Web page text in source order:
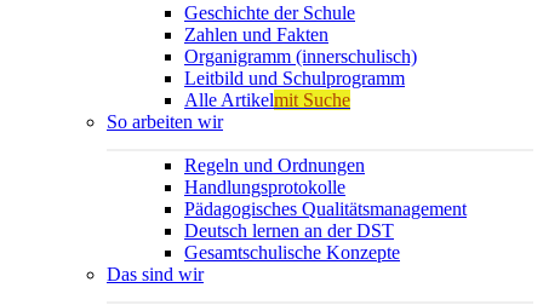
Geschichte der Schule
Zahlen und Fakten
Organigramm (innerschulisch)
Leitbild und Schulprogramm
Alle Artikelmit Suche
So arbeiten wir
Regeln und Ordnungen
Handlungsprotokolle
Pädagogisches Qualitätsmanagement
Deutsch lernen an der DST
Gesamtschulische Konzepte
Das sind wir